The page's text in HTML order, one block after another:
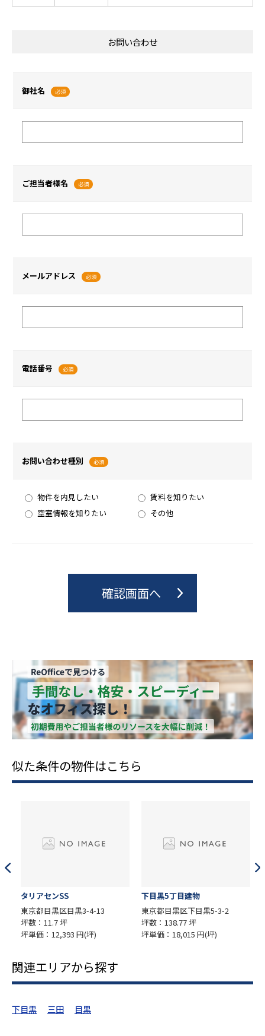
お問い合わせ
御社名 必須
ご担当者様名 必須
メールアドレス 必須
電話番号 必須
お問い合わせ種別 必須
物件を内見したい
賃料を知りたい
空室情報を知りたい
その他
似た条件の物件はこちら
タリアセンSS
東京都目黒区目黒3-4-13
坪数：11.7 坪
坪単価：12,393 円(坪)
下⽬⿊5丁⽬建物
東京都目黒区下目黒5-3-2
坪数：138.77 坪
坪単価：18,015 円(坪)
関連エリアから探す
下目黒 三田 目黒